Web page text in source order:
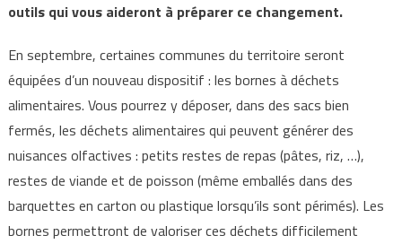
outils qui vous aideront à préparer ce changement.
En septembre, certaines communes du territoire seront
équipées d’un nouveau dispositif : les bornes à déchets
alimentaires. Vous pourrez y déposer, dans des sacs bien
fermés, les déchets alimentaires qui peuvent générer des
nuisances olfactives : petits restes de repas (pâtes, riz, …),
restes de viande et de poisson (même emballés dans des
barquettes en carton ou plastique lorsqu’ils sont périmés). Les
bornes permettront de valoriser ces déchets difficilement